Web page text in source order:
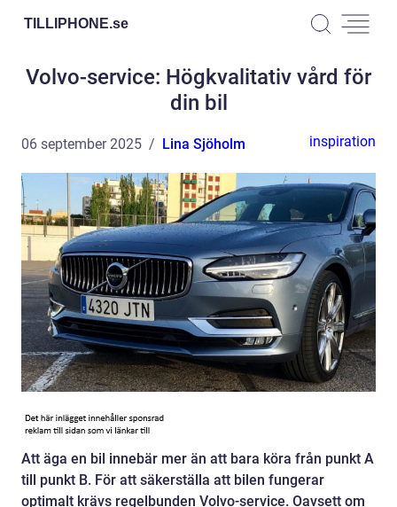
TILLIPHONE.se
Volvo-service: Högkvalitativ vård för
din bil
06 september 2025 Lina Sjöholm inspiration
Att äga en bil innebär mer än att bara köra från punkt A
till punkt B. För att säkerställa att bilen fungerar
optimalt krävs regelbunden Volvo-service. Oavsett om